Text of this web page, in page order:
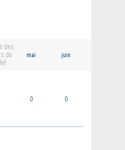
des
du
mai juin
0 0